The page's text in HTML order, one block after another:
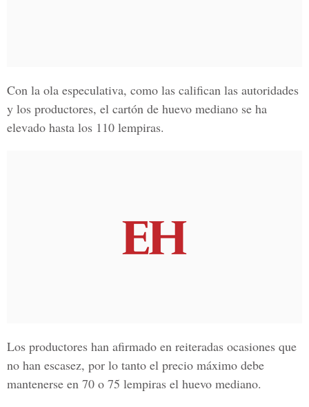
Con la ola especulativa, como las califican las autoridades
y los productores, el cartón de huevo mediano se ha
elevado hasta los 110 lempiras.
Los productores han afirmado en reiteradas ocasiones que
no han escasez, por lo tanto el precio máximo debe
mantenerse en 70 o 75 lempiras el huevo mediano.